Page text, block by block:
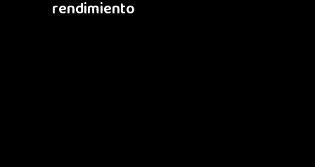
rendimiento